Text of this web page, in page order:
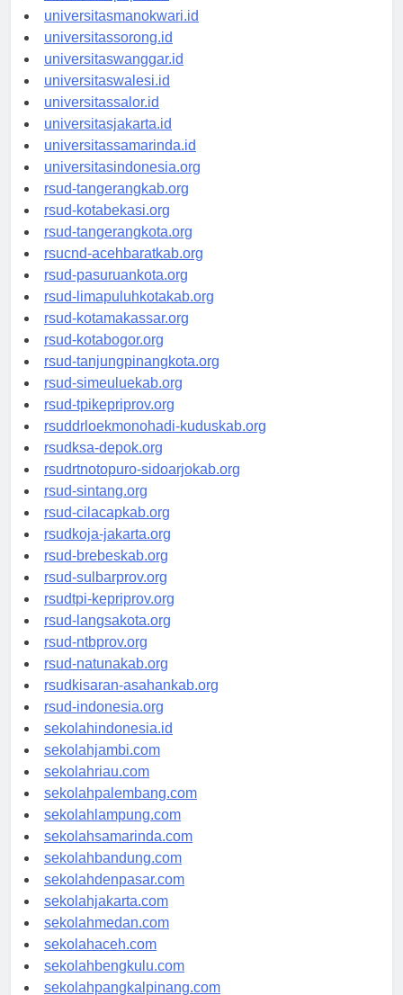
universitaspapua.id
universitasmanokwari.id
universitassorong.id
universitaswanggar.id
universitaswalesi.id
universitassalor.id
universitasjakarta.id
universitassamarinda.id
universitasindonesia.org
rsud-tangerangkab.org
rsud-kotabekasi.org
rsud-tangerangkota.org
rsucnd-acehbaratkab.org
rsud-pasuruankota.org
rsud-limapuluhkotakab.org
rsud-kotamakassar.org
rsud-kotabogor.org
rsud-tanjungpinangkota.org
rsud-simeuluekab.org
rsud-tpikepriprov.org
rsuddrloekmonohadi-kuduskab.org
rsudksa-depok.org
rsudrtnotopuro-sidoarjokab.org
rsud-sintang.org
rsud-cilacapkab.org
rsudkoja-jakarta.org
rsud-brebeskab.org
rsud-sulbarprov.org
rsudtpi-kepriprov.org
rsud-langsakota.org
rsud-ntbprov.org
rsud-natunakab.org
rsudkisaran-asahankab.org
rsud-indonesia.org
sekolahindonesia.id
sekolahjambi.com
sekolahriau.com
sekolahpalembang.com
sekolahlampung.com
sekolahsamarinda.com
sekolahbandung.com
sekolahdenpasar.com
sekolahjakarta.com
sekolahmedan.com
sekolahaceh.com
sekolahbengkulu.com